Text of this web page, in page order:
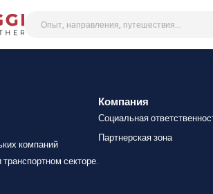
компаний
секторе.
Компания
Социальная
Партнерская зона